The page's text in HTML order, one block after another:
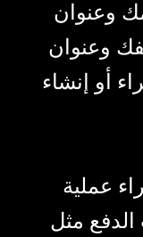
وعنوان
وعنوان
أو إنشاء
عملية
مثل